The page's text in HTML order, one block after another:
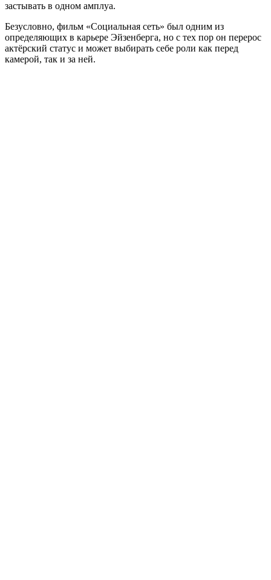
застывать в одном амплуа.
Безусловно, фильм «Социальная сеть» был одним из
определяющих в карьере Эйзенберга, но с тех пор он перерос
актёрский статус и может выбирать себе роли как перед
камерой, так и за ней.